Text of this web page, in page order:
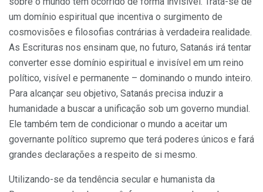
um domínio espiritual que incentiva o surgimento de
cosmovisões e filosofias contrárias à verdadeira realidade.
As Escrituras nos ensinam que, no futuro, Satanás irá tentar
converter esse domínio espiritual e invisível em um reino
político, visível e permanente – dominando o mundo inteiro.
Para alcançar seu objetivo, Satanás precisa induzir a
humanidade a buscar a unificação sob um governo mundial.
Ele também tem de condicionar o mundo a aceitar um
governante político supremo que terá poderes únicos e fará
grandes declarações a respeito de si mesmo.
Utilizando-se da tendência secular e humanista da